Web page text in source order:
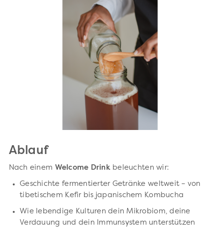
Ablauf
Nach einem Welcome Drinkbeleuchten wir:
Geschichte fermentierter Getränke weltweit – von
tibetischem Kefir bis japanischem Kombucha
Wie lebendige Kulturen dein Mikrobiom, deine
Verdauung und dein Immunsystem unterstützen